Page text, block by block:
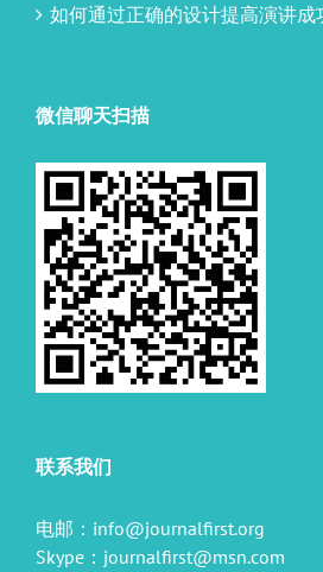
如何通过正确的设计提高演讲成
微信聊天扫描
联系我们
电邮： info@journalfirst.org
Skype： journalfirst@msn.com